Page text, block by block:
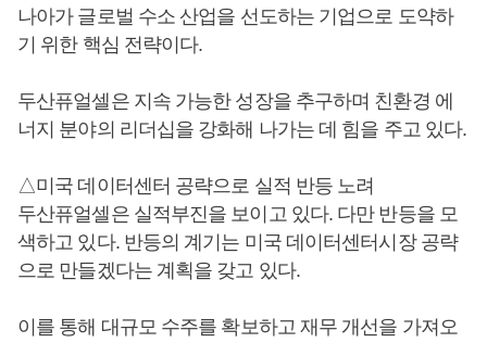
나아가 글로벌 수소 산업을 선도하는 기업으로 도약하
기 위한 핵심 전략이다.
두산퓨얼셀은 지속 가능한 성장을 추구하며 친환경 에
너지 분야의 리더십을 강화해 나가는 데 힘을 주고 있다.
△미국 데이터센터 공략으로 실적 반등 노려
두산퓨얼셀은 실적부진을 보이고 있다. 다만 반등을 모
색하고 있다. 반등의 계기는 미국 데이터센터시장 공략
으로 만들겠다는 계획을 갖고 있다.
이를 통해 대규모 수주를 확보하고 재무 개선을 가져오